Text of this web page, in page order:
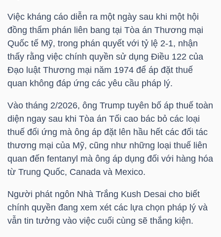
Việc kháng cáo diễn ra một ngày sau khi một hội
đồng thẩm phán liên bang tại Tòa án Thương mại
Quốc tế Mỹ, trong phán quyết với tỷ lệ 2-1, nhận
thấy rằng việc chính quyền sử dụng Điều 122 của
Đạo luật Thương mại năm 1974 để áp đặt thuế
quan không đáp ứng các yêu cầu pháp lý.
Vào tháng 2/2026, ông Trump tuyên bố áp thuế toàn
diện ngay sau khi Tòa án Tối cao bác bỏ các loại
thuế đối ứng mà ông áp đặt lên hầu hết các đối tác
thương mại của Mỹ, cũng như những loại thuế liên
quan đến fentanyl mà ông áp dụng đối với hàng hóa
từ Trung Quốc, Canada và Mexico.
Người phát ngôn Nhà Trắng Kush Desai cho biết
chính quyền đang xem xét các lựa chọn pháp lý và
vẫn tin tưởng vào việc cuối cùng sẽ thắng kiện.
ĐÔNG
DƯƠNG
CHÍNH
CÁ
NHÂN
PHÂN
TÍCH
VIETSTOCKFINANCE